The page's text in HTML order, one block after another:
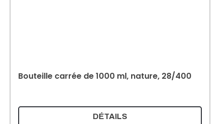
Bouteille carrée de 1000 ml, nature, 28/400
DÉTAILS